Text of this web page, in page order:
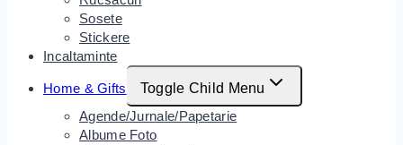
Sosete
Stickere
Incaltaminte
Home & Gifts
Toggle Child Menu
Agende/Jurnale/Papetarie
Albume Foto